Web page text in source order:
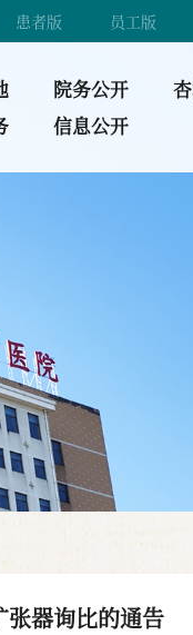
患者版 员工版
院务公开
信息公开
器询比的通告